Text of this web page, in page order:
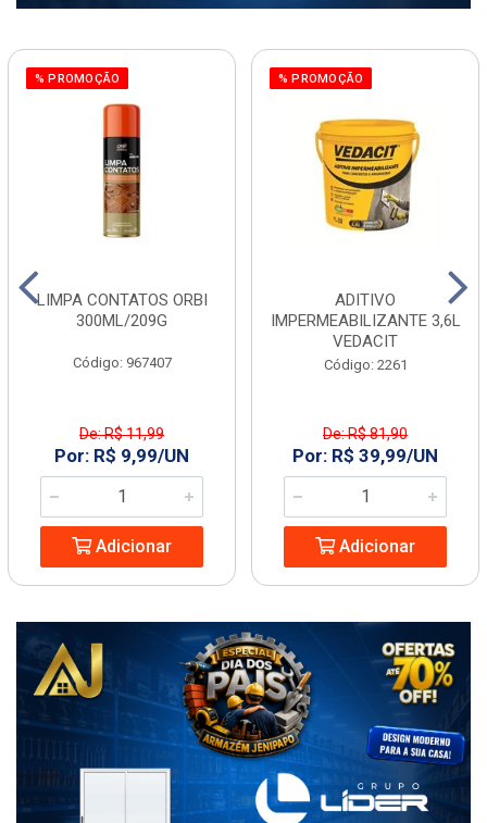
% PROMOÇÃO
LIMPA CONTATOS ORBI
300ML/209G
Código: 967407
De: R$ 11,99
Por: R$ 9,99/UN
Adicionar
% PROMOÇÃO
ADITIVO
IMPERMEABILIZANTE 3,6L
VEDACIT
Código: 2261
De: R$ 81,90
Por: R$ 39,99/UN
Adicionar